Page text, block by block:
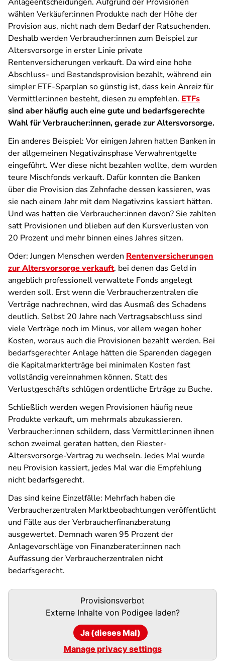
wählen Verkäufer:innen Produkte nach der Höhe der
Provision aus, nicht nach dem Bedarf der Ratsuchenden.
Deshalb werden Verbraucher:innen zum Beispiel zur
Altersvorsorge in erster Linie private
Rentenversicherungen verkauft. Da wird eine hohe
Abschluss- und Bestandsprovision bezahlt, während ein
simpler ETF-Sparplan so günstig ist, dass kein Anreiz für
Vermittler:innen besteht, diesen zu empfehlen. ETFs
sind aber häufig auch eine gute und bedarfsgerechte
Wahl für Verbraucher:innen, gerade zur Altersvorsorge.
Ein anderes Beispiel: Vor einigen Jahren hatten Banken in
der allgemeinen Negativzinsphase Verwahrentgelte
eingeführt. Wer diese nicht bezahlen wollte, dem wurden
teure Mischfonds verkauft. Dafür konnten die Banken
über die Provision das Zehnfache dessen kassieren, was
sie nach einem Jahr mit dem Negativzins kassiert hätten.
Und was hatten die Verbraucher:innen davon? Sie zahlten
satt Provisionen und blieben auf den Kursverlusten von
20 Prozent und mehr binnen eines Jahres sitzen.
Oder: Jungen Menschen werden Rentenversicherungen
zur Altersvorsorge verkauft, bei denen das Geld in
angeblich professionell verwaltete Fonds angelegt
werden soll. Erst wenn die Verbraucherzentralen die
Verträge nachrechnen, wird das Ausmaß des Schadens
deutlich. Selbst 20 Jahre nach Vertragsabschluss sind
viele Verträge noch im Minus, vor allem wegen hoher
Kosten, woraus auch die Provisionen bezahlt werden. Bei
bedarfsgerechter Anlage hätten die Sparenden dagegen
die Kapitalmarkterträge bei minimalen Kosten fast
vollständig vereinnahmen können. Statt des
Verlustgeschäfts schlügen ordentliche Erträge zu Buche.
Schließlich werden wegen Provisionen häufig neue
Produkte verkauft, um mehrmals abzukassieren.
Verbraucher:innen schildern, dass Vermittler:innen ihnen
schon zweimal geraten hatten, den Riester-
Altersvorsorge-Vertrag zu wechseln. Jedes Mal wurde
neu Provision kassiert, jedes Mal war die Empfehlung
nicht bedarfsgerecht.
Das sind keine Einzelfälle: Mehrfach haben die
Verbraucherzentralen Marktbeobachtungen veröffentlicht
und Fälle aus der Verbraucherfinanzberatung
ausgewertet. Demnach waren 95 Prozent der
Anlagevorschläge von Finanzberater:innen nach
Auffassung der Verbraucherzentralen nicht
bedarfsgerecht.
Podigee-
Provisionsverbot
Externe Inhalte von Podigeeladen?
Ja (dieses Mal)
Manage privacy settings